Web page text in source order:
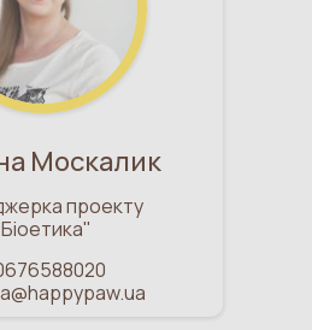
Москалик
проекту